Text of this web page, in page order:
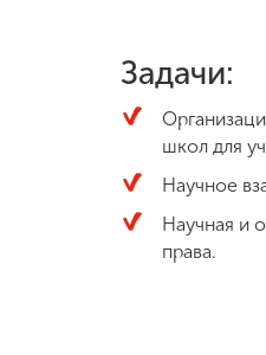
Приемная
комиссия
+7 (831) 262-26-20
Задачи:
школ для
Научное
Научная и
права.